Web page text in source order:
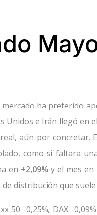
ha preferido
Unidos e Irán llegó en
aún por concretar.
como si faltara
en +2,09% y el mes en
distribución que
-0,25%, DAX -